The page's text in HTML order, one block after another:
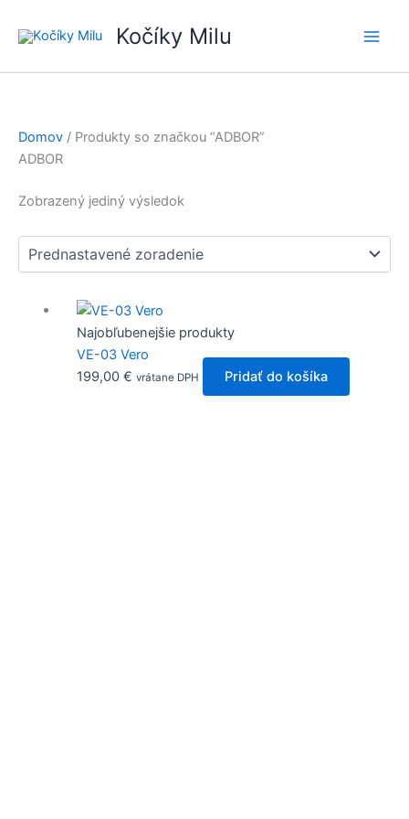
Kočíky Milu
Domov / Produkty so značkou “ADBOR”
ADBOR
Zobrazený jediný výsledok
Najobľubenejšie produkty
VE-03 Vero
199,00 € vrátane DPH Pridať do košíka